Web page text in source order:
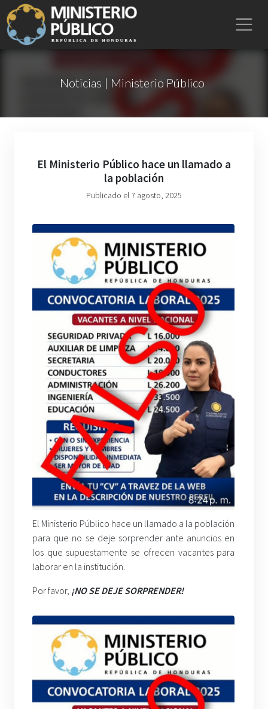
Noticias | Ministerio Público
El Ministerio Público hace un llamado a
la población
Publicado el 7 agosto, 2025
El Ministerio Público hace un llamado a la población
para que no se deje sorprender ante anuncios en
los que supuestamente se ofrecen vacantes para
laborar en la institución.
Por favor, ¡NO SE DEJE SORPRENDER!